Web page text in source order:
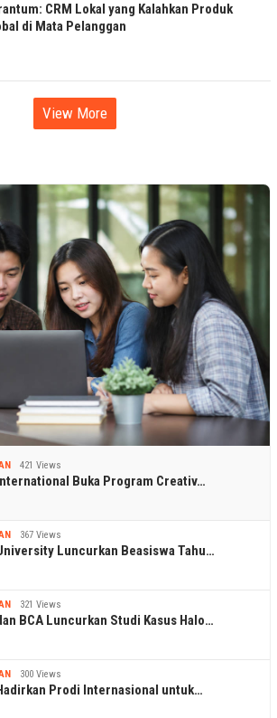
CRM Lokal yang Kalahkan Produk
di Mata Pelanggan
View More
421 Views
Buka Program Creativ…
367 Views
Luncurkan Beasiswa Tahu…
321 Views
BCA Luncurkan Studi Kasus Halo…
300 Views
Prodi Internasional untuk…